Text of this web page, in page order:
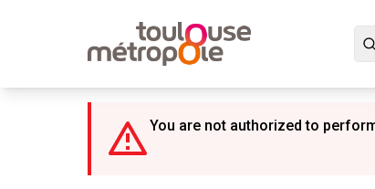
You are not authorized to